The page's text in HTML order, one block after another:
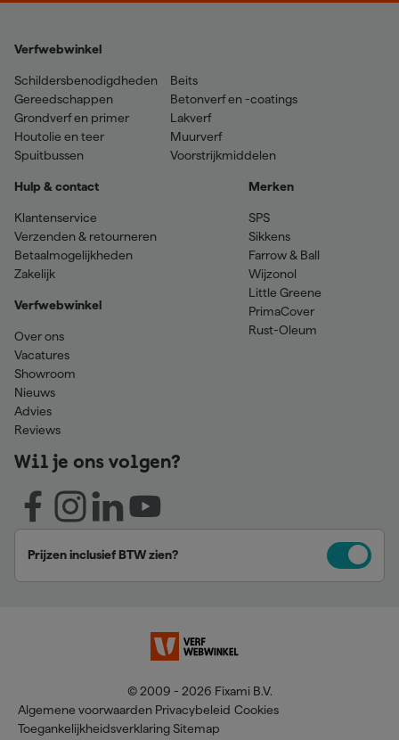
Verfwebwinkel
Schildersbenodigdheden
Gereedschappen
Grondverf en primer
Houtolie en teer
Spuitbussen
Beits
Betonverf en -coatings
Lakverf
Muurverf
Voorstrijkmiddelen
Hulp & contact
Klantenservice
Verzenden & retourneren
Betaalmogelijkheden
Zakelijk
Verfwebwinkel
Over ons
Vacatures
Showroom
Nieuws
Advies
Reviews
Merken
SPS
Sikkens
Farrow & Ball
Wijzonol
Little Greene
PrimaCover
Rust-Oleum
Wil je ons volgen?
Prijzen inclusief BTW zien?
© 2009 - 2026 Fixami B.V.
Algemene voorwaarden Privacybeleid Cookies
Toegankelijkheidsverklaring Sitemap